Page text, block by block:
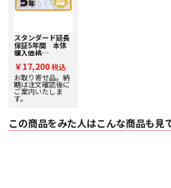
スタンダード延長
保証5年間 本体
購入価格
￥275,000(税
込) SE275000
￥17,200 税込
お取り寄せ品。納
期は注文確認後に
ご案内いたしま
す。
この商品をみた人はこんな商品も見